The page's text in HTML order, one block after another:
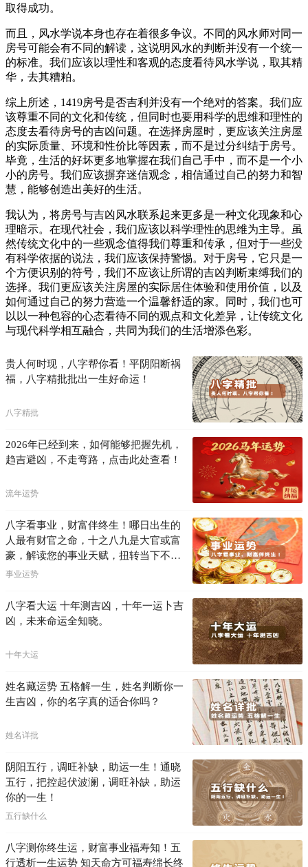
取得成功。
而且，风水学说本身也存在着很多争议。不同的风水师对同一
房号可能会有不同的解读，这说明风水的判断并没有一个统一
的标准。我们应该以理性和客观的态度看待风水学说，取其精
华，去其糟粕。
综上所述，1419房号是否吉利并没有一个绝对的答案。我们应
该尊重不同的文化和传统，但同时也要用科学的思维和理性的
态度去看待房号的吉凶问题。在选择房屋时，更应该关注房屋
的实际质量、环境和性价比等因素，而不是过分纠结于房号。
毕竟，生活的好坏更多地掌握在我们自己手中，而不是一个小
小的房号。我们应该摒弃迷信观念，相信通过自己的努力和智
慧，能够创造出美好的生活。
我认为，将房号与吉凶风水联系起来更多是一种文化现象和心
理暗示。在现代社会，我们应该以科学理性的思维为主导。虽
然传统文化中的一些观念值得我们尊重和传承，但对于一些没
有科学依据的说法，我们应该保持警惕。对于房号，它只是一
个方便识别的符号，我们不应该让所谓的吉凶判断束缚我们的
选择。我们更应该关注房屋的实际居住体验和使用价值，以及
如何通过自己的努力营造一个温馨舒适的家。同时，我们也可
以以一种包容的心态看待不同的观点和文化差异，让传统文化
与现代科学相互融合，共同为我们的生活增添色彩。
贵人何时现，八字帮你看！平阴阳断祸
福，八字精批批出一生好命运！
八字精批
2026年已经到来，如何能够把握先机，
趋吉避凶，不走弯路，点击此处查看！
流年运势
八字看事业，财富伴终生！哪日出生的
人最有财官之命，十之八九是大官或富
豪，解读您的事业天赋，扭转当下不利
困局！！
事业运势
八字看大运 十年测吉凶，十年一运卜吉
凶，未来命运全知晓。
十年大运
姓名藏运势 五格解一生，姓名判断你一
生吉凶，你的名字真的适合你吗？
姓名详批
阴阳五行，调旺补缺，助运一生！通晓
五行，把控起伏波澜，调旺补缺，助运
你的一生！
五行缺什么
八字测你终生运，财富事业福寿知！五
行透析一生运势 知天命方可福寿绵长终